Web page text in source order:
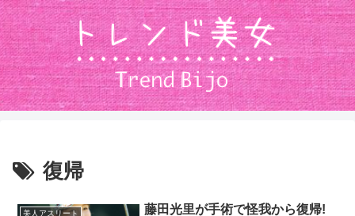
復帰
美人アスリート
藤田光里が手術で怪我から復帰!